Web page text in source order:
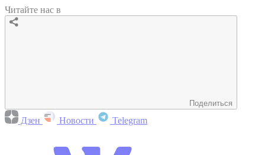
Читайте нас в
Поделиться
Дзен Новости Telegram